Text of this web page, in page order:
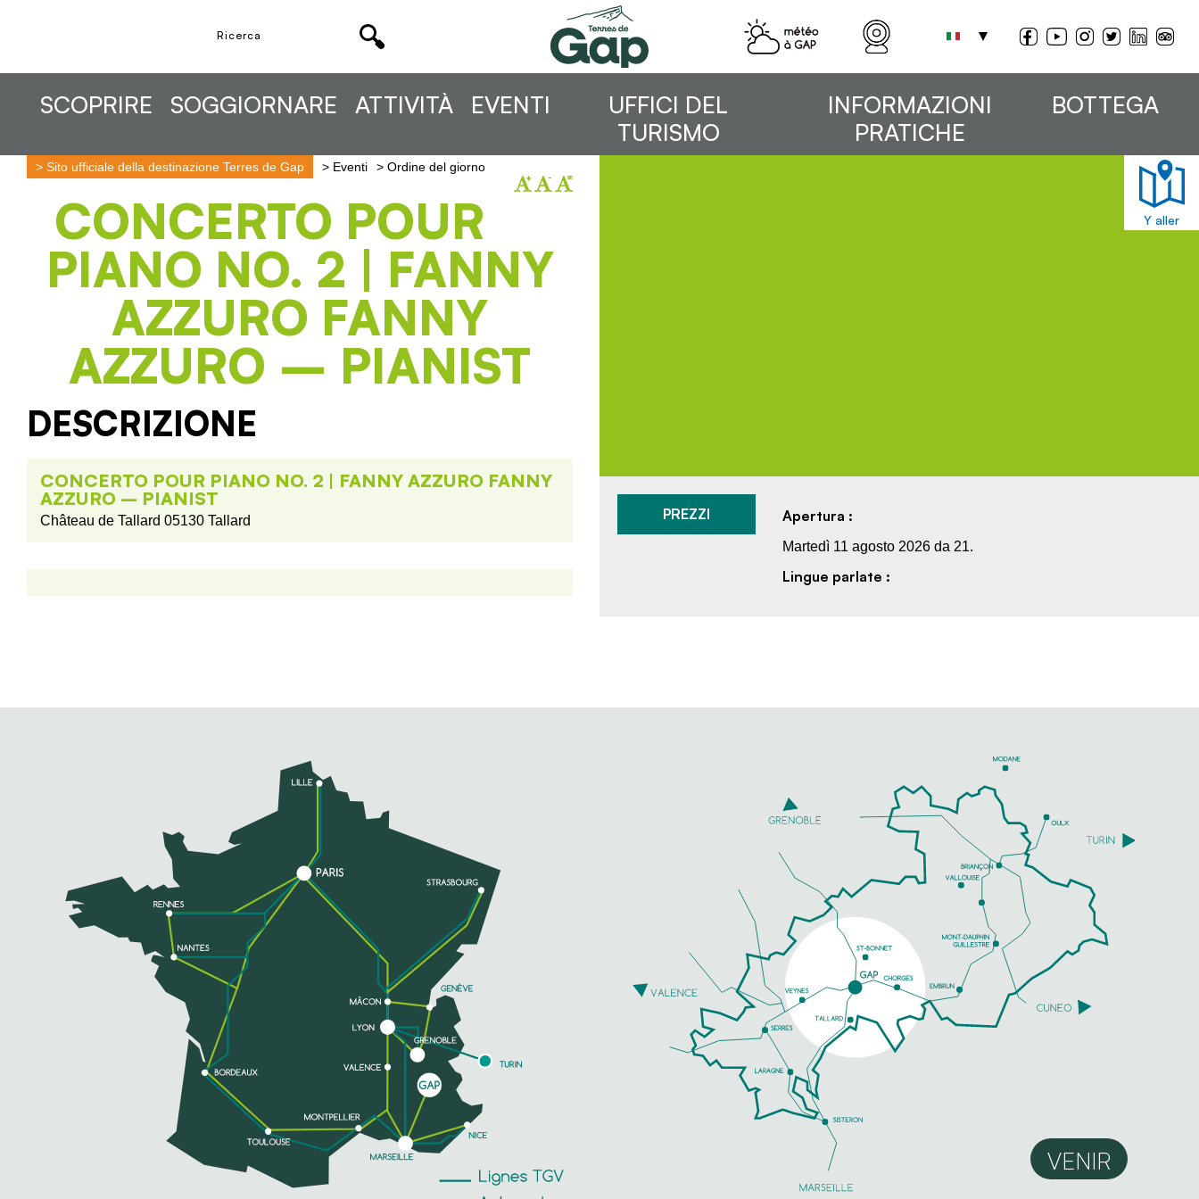
SCOPRIRE SOGGIORNARE ATTIVITÀ EVENTI
UFFICI DEL
TURISMO
INFORMAZIONI
PRATICHE
BOTTEGA
> Sito ufficiale della destinazione Terres de Gap > Eventi > Ordine del giorno
CONCERTO POUR
PIANO NO. 2 | FANNY
AZZURO FANNY
AZZURO – PIANIST
DESCRIZIONE
CONCERTO POUR PIANO NO. 2 | FANNY AZZURO FANNY
AZZURO – PIANIST
Château de Tallard 05130 Tallard
Y aller
PREZZI Apertura :
Martedì 11 agosto 2026 da 21.
Lingue parlate :
VENIR